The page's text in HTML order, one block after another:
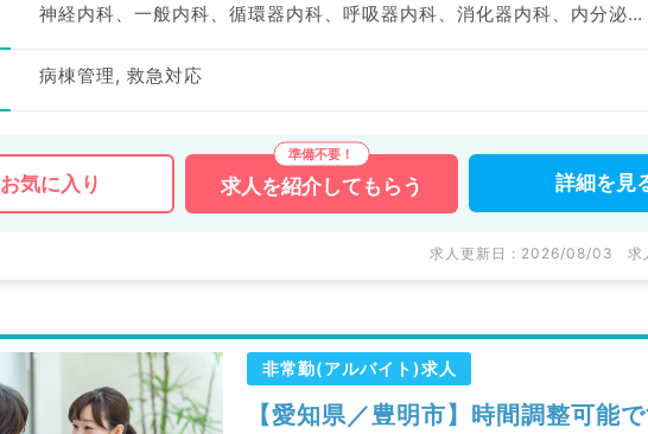
神経内科、一般内科、循環器内科、呼吸器内科、消化器内科、内分泌・代謝内科、腎臓内科、老年内科、血液内科、膠原病科
病棟管理, 救急対応
お気に入り 求人を紹介してもらう 詳細を 見
求人更新日 : 2026/08/03 求
非常勤(アルバイト)求人
【愛知県／豊明市】時間調整可能